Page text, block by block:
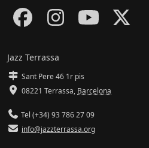
Jazz Terrassa
Sant Pere 46 1r pis
08221 Terrassa, Barcelona
Tel (+34) 93 786 27 09
info@jazzterrassa.org